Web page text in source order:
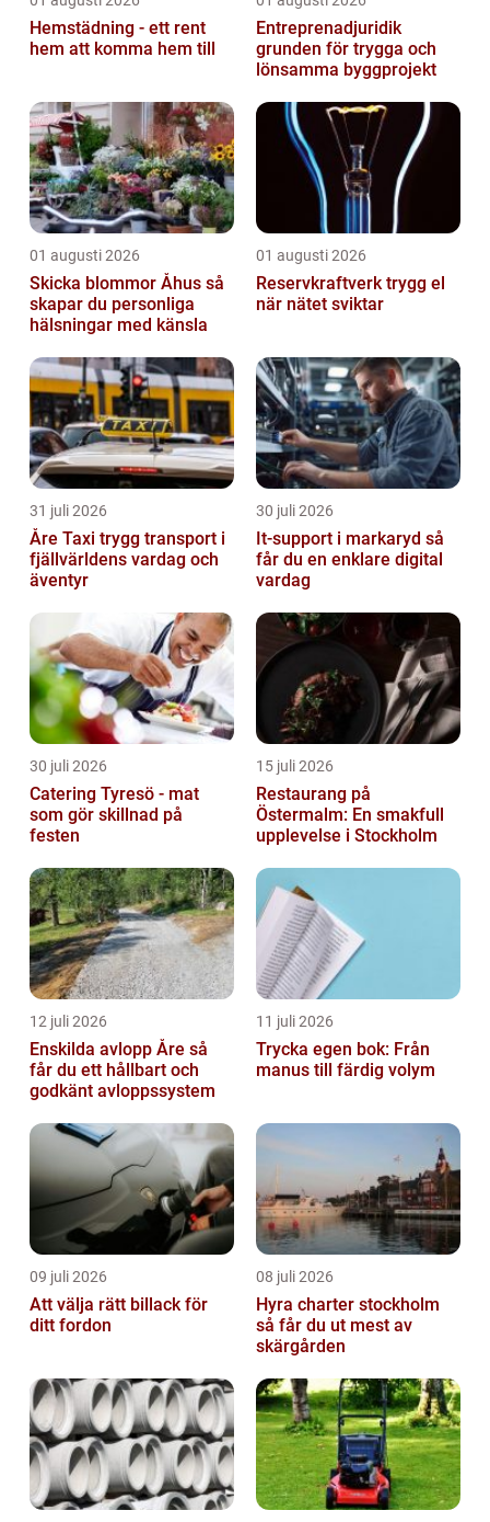
Hemstädning - ett rent
hem att komma hem till
Entreprenadjuridik
grunden för trygga och
lönsamma byggprojekt
01 augusti 2026
Skicka blommor Åhus så
skapar du personliga
hälsningar med känsla
01 augusti 2026
Reservkraftverk trygg el
när nätet sviktar
31 juli 2026
Åre Taxi trygg transport i
fjällvärldens vardag och
äventyr
30 juli 2026
It-support i markaryd så
får du en enklare digital
vardag
30 juli 2026
Catering Tyresö - mat
som gör skillnad på
festen
15 juli 2026
Restaurang på
Östermalm: En smakfull
upplevelse i Stockholm
12 juli 2026
Enskilda avlopp Åre så
får du ett hållbart och
godkänt avloppssystem
11 juli 2026
Trycka egen bok: Från
manus till färdig volym
09 juli 2026
Att välja rätt billack för
ditt fordon
08 juli 2026
Hyra charter stockholm
så får du ut mest av
skärgården